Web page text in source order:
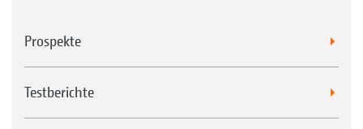
Prospekte
Testberichte